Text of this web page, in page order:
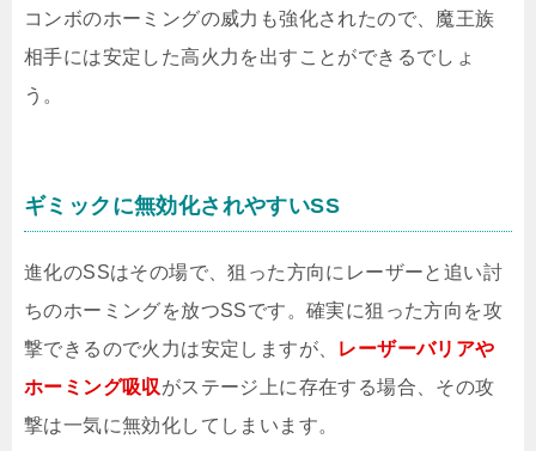
コンボのホーミングの威力も強化されたので、魔王族
相手には安定した高火力を出すことができるでしょ
う。
ギミックに無効化されやすいSS
進化のSSはその場で、狙った方向にレーザーと追い討
ちのホーミングを放つSSです。確実に狙った方向を攻
撃できるので火力は安定しますが、 レーザーバリアや
ホーミング吸収がステージ上に存在する場合、その攻
撃は一気に無効化してしまいます。